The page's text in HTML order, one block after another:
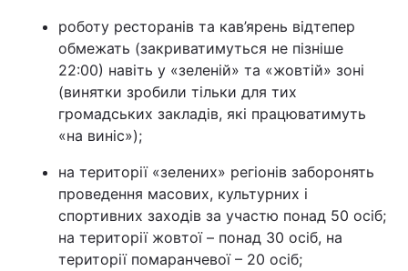
роботу ресторанів та кав’ярень відтепер
обмежать (закриватимуться не пізніше
22:00) навіть у «зеленій» та «жовтій» зоні
(винятки зробили тільки для тих
громадських закладів, які працюватимуть
«на виніс»);
на території «зелених» регіонів заборонять
проведення масових, культурних і
спортивних заходів за участю понад 50 осіб;
на території жовтої – понад 30 осіб, на
території помаранчевої – 20 осіб;